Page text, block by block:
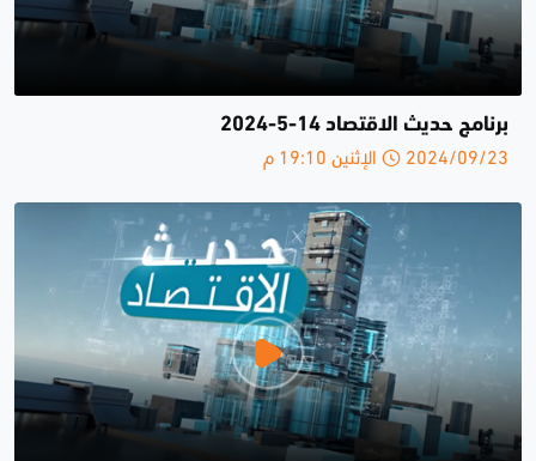
برنامج حديث الاقتصاد 14-5-2024
2024/09/23 الإثنين 19:10 م